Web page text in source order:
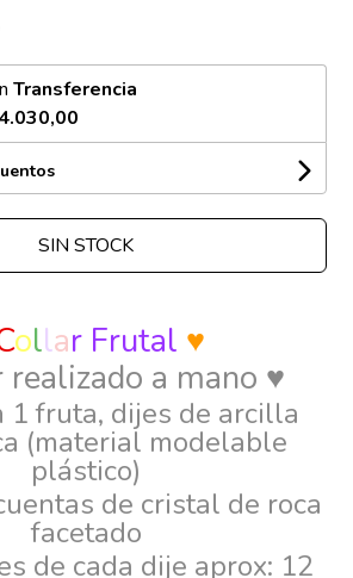
Transferencia
SIN STOCK
ollar Frutal ♥
a mano ♥
1 fruta, dijes de arcilla
(material modelable
plástico)
de cristal de roca
facetado
de cada dije aprox: 12